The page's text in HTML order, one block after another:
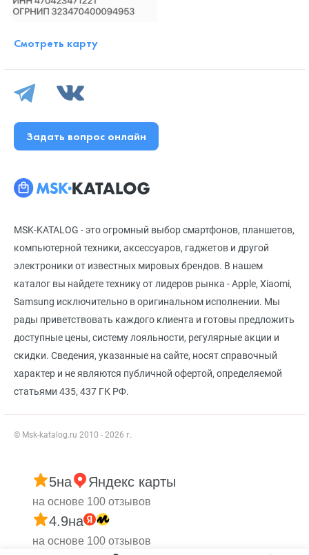
MSK-KATALOG - это огромный выбор смартфонов, планшетов,
компьютерной техники, аксессуаров, гаджетов и другой
электроники от известных мировых брендов. В нашем
каталог вы найдете технику от лидеров рынка - Apple, Xiaomi,
Samsung исключительно в оригинальном исполнении. Мы
рады приветствовать каждого клиента и готовы предложить
доступные цены, систему лояльности, регулярные акции и
скидки. Сведения, указанные на сайте, носят справочный
характер и не являются публичной офертой, определяемой
статьями 435, 437 ГК РФ.
© Msk-katalog.ru 2010 - 2026 г.
Смотреть карту
Задать вопрос онлайн
5на Яндекс карты
на основе 100 отзывов
4.9на
на основе 100 отзывов